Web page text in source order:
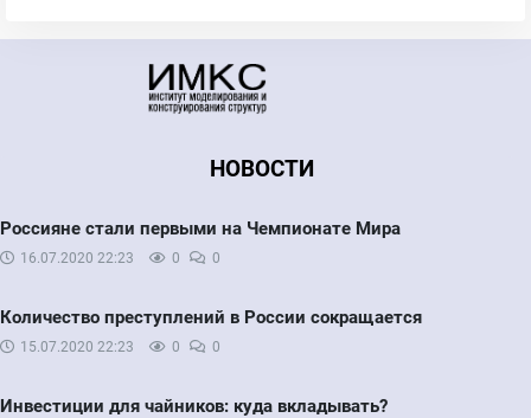
НОВОСТИ
Россияне стали первыми на Чемпионате Мира
16.07.2020 22:23 0 0
Количество преступлений в России сокращается
15.07.2020 22:23 0 0
Инвестиции для чайников: куда вкладывать?